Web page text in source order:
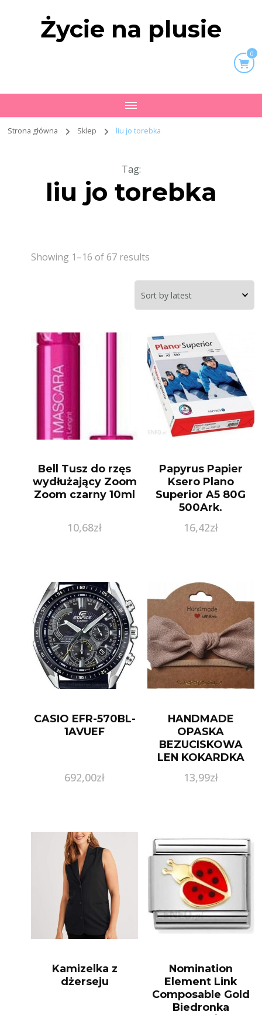
Życie na plusie
0
Strona główna Sklep liu jo torebka
Tag:
liu jo torebka
Showing 1–16 of 67 results
Bell Tusz do rzęs
wydłużający Zoom
Zoom czarny 10ml
10,68zł
Papyrus Papier
Ksero Plano
Superior A5 80G
500Ark.
16,42zł
CASIO EFR-570BL-
1AVUEF
692,00zł
HANDMADE
OPASKA
BEZUCISKOWA
LEN KOKARDKA
BEŻOWY
13,99zł
Kamizelka z
dżerseju
Nomination
Element Link
Composable Gold
Biedronka